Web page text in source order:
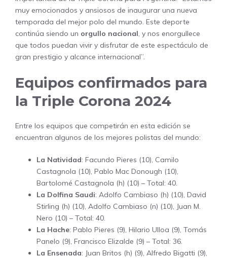
muy emocionados y ansiosos de inaugurar una nueva
temporada del mejor polo del mundo. Este deporte
continúa siendo un orgullo nacional, y nos enorgullece
que todos puedan vivir y disfrutar de este espectáculo de
gran prestigio y alcance internacional”.
Equipos confirmados para
la Triple Corona 2024
Entre los equipos que competirán en esta edición se
encuentran algunos de los mejores polistas del mundo:
La Natividad: Facundo Pieres (10), Camilo
Castagnola (10), Pablo Mac Donough (10),
Bartolomé Castagnola (h) (10) – Total: 40.
La Dolfina Saudi: Adolfo Cambiaso (h) (10), David
Stirling (h) (10), Adolfo Cambiaso (n) (10), Juan M.
Nero (10) – Total: 40.
La Hache: Pablo Pieres (9), Hilario Ulloa (9), Tomás
Panelo (9), Francisco Elizalde (9) – Total: 36.
La Ensenada: Juan Britos (h) (9), Alfredo Bigatti (9),